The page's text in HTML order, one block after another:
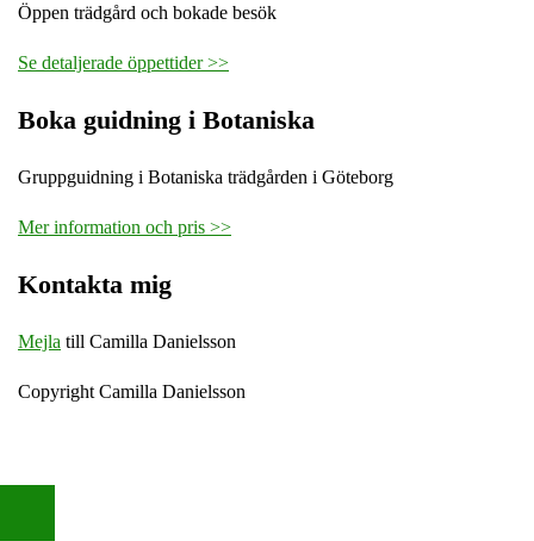
Öppen trädgård och bokade besök
Se detaljerade öppettider >>
Boka guidning i Botaniska
Gruppguidning i Botaniska trädgården i Göteborg
Mer information och pris >>
Kontakta mig
Mejla till Camilla Danielsson
Copyright Camilla Danielsson